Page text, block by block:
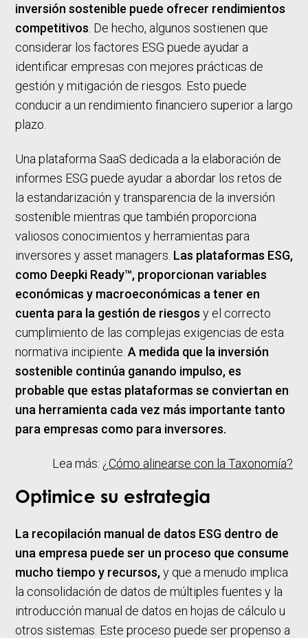
inversión sostenible puede ofrecer rendimientos
competitivos . De hecho, algunos sostienen que
considerar los factores ESG puede ayudar a
identificar empresas con mejores prácticas de
gestión y mitigación de riesgos. Esto puede
conducir a un rendimiento financiero superior a largo
plazo.
Una plataforma SaaS dedicada a la elaboración de
informes ESG puede ayudar a abordar los retos de
la estandarización y transparencia de la inversión
sostenible mientras que también proporciona
valiosos conocimientos y herramientas para
inversores y asset managers. Las plataformas ESG,
como Deepki Ready™, proporcionan variables
económicas y macroeconómicas a tener en
cuenta para la gestión de riesgos y el correcto
cumplimiento de las complejas exigencias de esta
normativa incipiente. A medida que la inversión
sostenible continúa ganando impulso, es
probable que estas plataformas se conviertan en
una herramienta cada vez más importante tanto
para empresas como para inversores.
Lea más: ¿Cómo alinearse con la Taxonomía?
Optimice su estrategia
La recopilación manual de datos ESG dentro de
una empresa puede ser un proceso que consume
mucho tiempo y recursos,y que a menudo implica
la consolidación de datos de múltiples fuentes y la
introducción manual de datos en hojas de cálculo u
otros sistemas. Este proceso puede ser propenso a